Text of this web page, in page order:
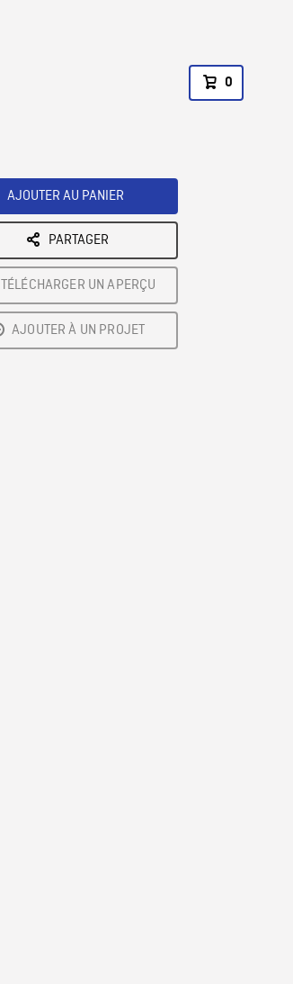
0
AJOUTER AU PANIER
PARTAGER
TÉLÉCHARGER UN APERÇU
AJOUTER À UN PROJET